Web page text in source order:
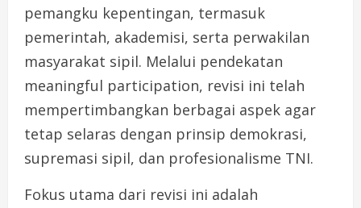
pemangku kepentingan, termasuk
pemerintah, akademisi, serta perwakilan
masyarakat sipil. Melalui pendekatan
meaningful participation, revisi ini telah
mempertimbangkan berbagai aspek agar
tetap selaras dengan prinsip demokrasi,
supremasi sipil, dan profesionalisme TNI.
Fokus utama dari revisi ini adalah